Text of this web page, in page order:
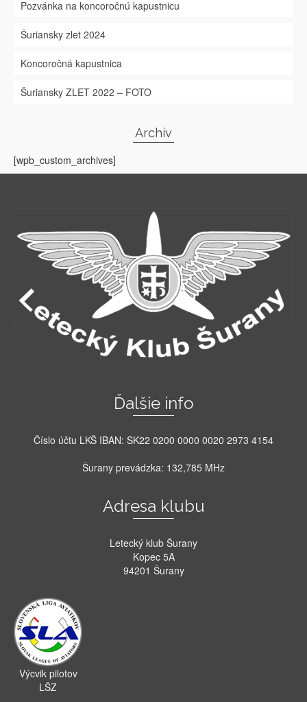
Pozvánka na koncoročnú kapustnicu
Šuriansky zlet 2024
Koncoročná kapustnica
Šuriansky ZLET 2022 – FOTO
Archív
[wpb_custom_archives]
Ďalšie info
Číslo účtu LKŠ IBAN: SK22 0200 0000 0020 2973 4154
Šurany prevádzka: 132,785 MHz
Adresa klubu
Letecký klub Šurany
Kopec 5A
94201 Šurany
Výcvik pilotov
LŠZ